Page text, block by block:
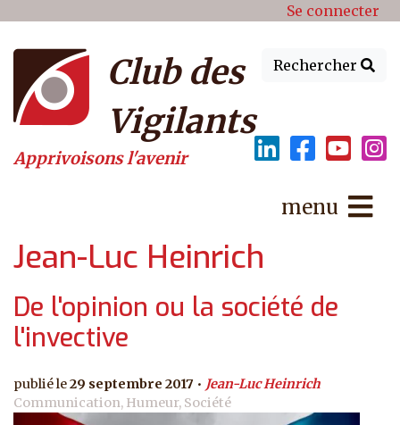
Menu du compte de Se connecter
Rechercher
Club des
Vigilants
Apprivoisons l'avenir
menu
Jean-Luc Heinrich
De l'opinion ou la société de
l'invective
29 septembre 2017
Jean-Luc Heinrich
Communication, Humeur, Société